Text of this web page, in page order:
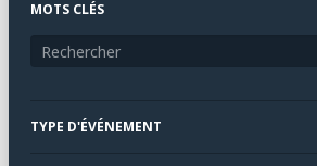
MOTS CLÉS
TYPE D'ÉVÉNEMENT